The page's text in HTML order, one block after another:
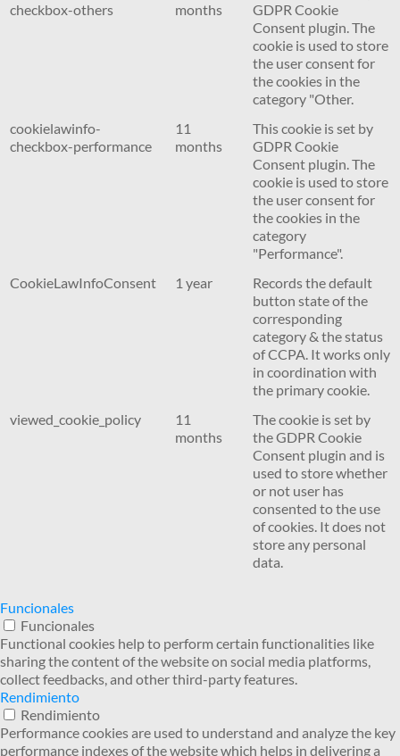
checkbox-others
months
GDPR Cookie
Consent plugin. The
cookie is used to store
the user consent for
the cookies in the
category "Other.
cookielawinfo-
checkbox-performance
11
months
This cookie is set by
GDPR Cookie
Consent plugin. The
cookie is used to store
the user consent for
the cookies in the
category
"Performance".
CookieLawInfoConsent
1 year
Records the default
button state of the
corresponding
category & the status
of CCPA. It works only
in coordination with
the primary cookie.
viewed_cookie_policy
11
months
The cookie is set by
the GDPR Cookie
Consent plugin and is
used to store whether
or not user has
consented to the use
of cookies. It does not
store any personal
data.
Funcionales
Funcionales
Functional cookies help to perform certain functionalities like
sharing the content of the website on social media platforms,
collect feedbacks, and other third-party features.
Rendimiento
Rendimiento
Performance cookies are used to understand and analyze the key
performance indexes of the website which helps in delivering a